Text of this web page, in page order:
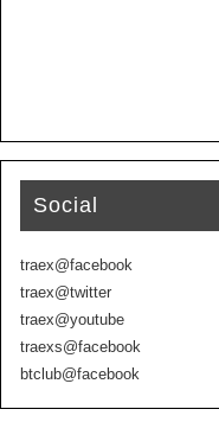
Social
traex@facebook
traex@twitter
traex@youtube
traexs@facebook
btclub@facebook